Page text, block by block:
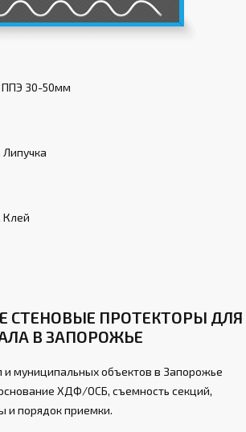
ППЭ 30-50мм
Липучка
Клей
СТЕНОВЫЕ ПРОТЕКТОРЫ ДЛЯ
В ЗАПОРОЖЬЕ
муниципальных объектов в Запорожье
ХДФ/ОСБ, съемность секций,
и порядок приемки.